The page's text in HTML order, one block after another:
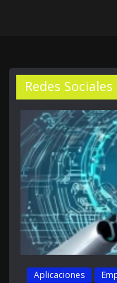
Redes Sociales
Aplicaciones